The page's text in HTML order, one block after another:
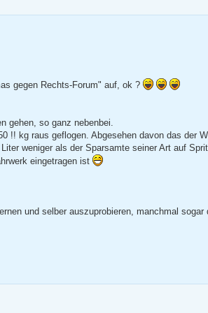
gegen Rechts-Forum" auf, ok ?
gehen, so ganz nebenbei.
!! kg raus geflogen. Abgesehen davon das der
weniger als der Sparsamte seiner Art auf
eingetragen ist
und selber auszuprobieren, manchmal sogar